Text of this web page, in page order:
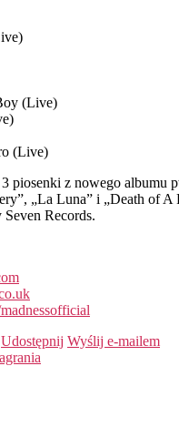
(Live)
(Live)
3 piosenki z nowego albumu
„La Luna” i „Death of A
Records.
Udostępnij Wyślij e-mailem